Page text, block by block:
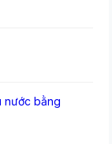
nước bằng